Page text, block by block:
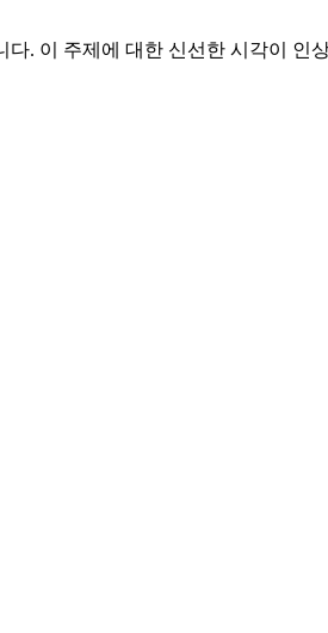
. 이 주제에 대한 신선한 시각이 인